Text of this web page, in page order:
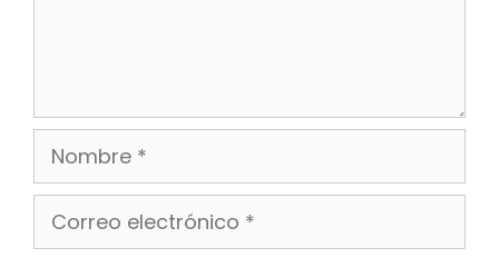
Nombre
Correo
electrónico